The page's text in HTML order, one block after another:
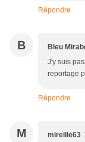
Répondre
B Bleu
J'y suis
reportage
Répondre
M mireille63